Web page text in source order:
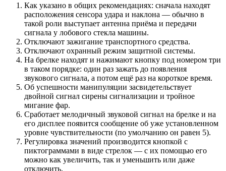
Как указано в общих рекомендациях: сначала находят
расположения сенсора удара и наклона — обычно в
такой роли выступает антенна приёма и передачи
сигнала у лобового стекла машины.
Отключают зажигание транспортного средства.
Отключают охранный режим защитной системы.
На брелке находят и нажимают кнопку под номером три
в таком порядке: один раз зажать до появления
звукового сигнала, а потом ещё раз на короткое время.
Об успешности манипуляции засвидетельствует
двойной сигнал сирены сигнализации и тройное
мигание фар.
Сработает мелодичный звуковой сигнал на брелке и на
его дисплее появится сообщение об уже установленном
уровне чувствительности (по умолчанию он равен 5).
Регулировка значений производится кнопкой с
пиктограммами в виде стрелок — с их помощью его
можно как увеличить, так и уменьшить или даже
отключить.